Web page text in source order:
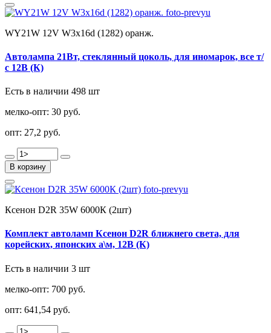
WY21W 12V W3x16d (1282) оранж.
Автолампа 21Вт, cтеклянный цоколь, для иномарок, все т/
с 12В (К)
Есть в наличии 498 шт
мелко-опт: 30 руб.
опт: 27,2 руб.
В корзину
Ксенон D2R 35W 6000К (2шт)
Комплект автоламп Ксенон D2R ближнего света, для
корейских, японских а\м, 12В (К)
Есть в наличии 3 шт
мелко-опт: 700 руб.
опт: 641,54 руб.